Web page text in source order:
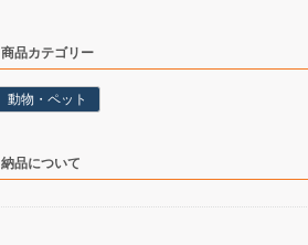
商品カテゴリー
動物・ペット
納品について